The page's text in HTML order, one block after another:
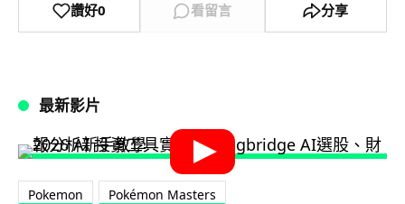
讚好0 看留言 分享
最新影片
Pokemon Pokémon Masters